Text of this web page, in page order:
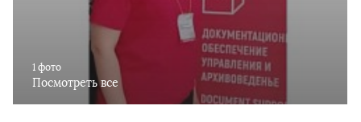
1 фото
Посмотреть все